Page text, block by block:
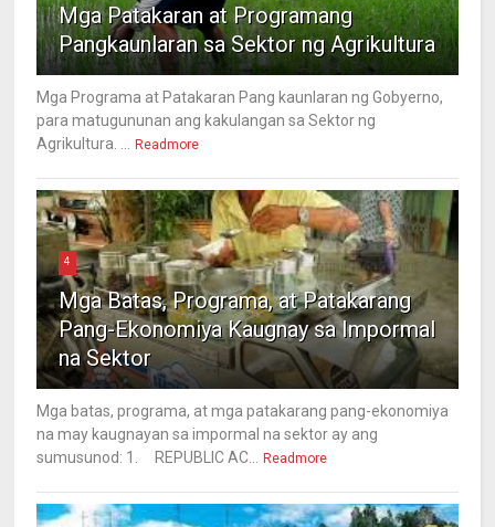
Mga Patakaran at Programang
Pangkaunlaran sa Sektor ng Agrikultura
Mga Programa at Patakaran Pang kaunlaran ng Gobyerno,
para matugununan ang kakulangan sa Sektor ng
Agrikultura. ...
Readmore
4
Mga Batas, Programa, at Patakarang
Pang-Ekonomiya Kaugnay sa Impormal
na Sektor
Mga batas, programa, at mga patakarang pang-ekonomiya
na may kaugnayan sa impormal na sektor ay ang
sumusunod: 1. REPUBLIC AC...
Readmore